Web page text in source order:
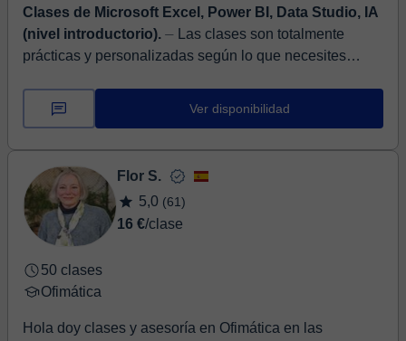
Clases de Microsoft Excel, Power BI, Data Studio, IA
(nivel introductorio). ⏤ Las clases son totalmente
prácticas y personalizadas según lo que necesites
adaptando la explicación a...
Ver disponibilidad
Flor S.
5,0 (61)
16 €/clase
50 clases
Ofimática
Hola doy clases y asesoría en Ofimática en las